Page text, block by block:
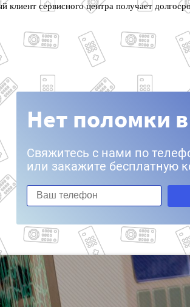
клиент сервисного центра получает
Нет поломки
Свяжитесь с нами по
или закажите бесплатную